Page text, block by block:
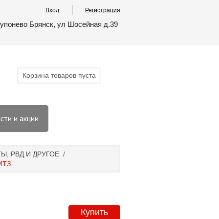
Вход Регистрация
Брянск, ул Шосейная д.39
Корзина товаров пуста
и акции
РВД И ДРУГОЕ /
Купить